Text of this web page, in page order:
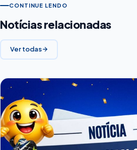
CONTINUE LENDO
Notícias relacionadas
Ver todas